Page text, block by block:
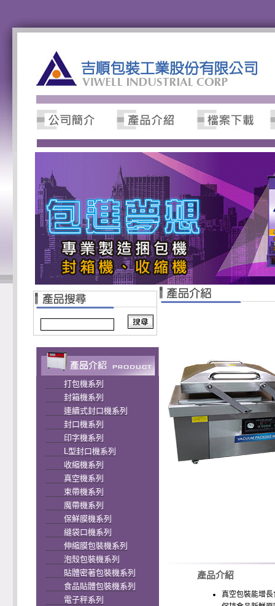
打包機系列
封箱機系列
連續式封口機系列
封口機系列
印字機系列
L型封口機系列
收縮機系列
真空機系列
束帶機系列
魔帶機系列
保鮮膜機系列
縫袋口機系列
伸縮膜包裝機系列
泡殼包裝機系列
貼體密著包裝機系列
食品貼體包裝機系列
電子秤系列
產品介紹
真空包裝能增